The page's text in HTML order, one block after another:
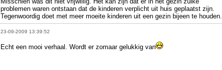
problemen waren ontstaan dat de kinderen verplicht uit huis geplaatst zijn.
Tegenwoordig doet met meer moeite kinderen uit een gezin bijeen te houden.
23-09-2009 13:39:52
Echt een mooi verhaal. Wordt er zomaar gelukkig van